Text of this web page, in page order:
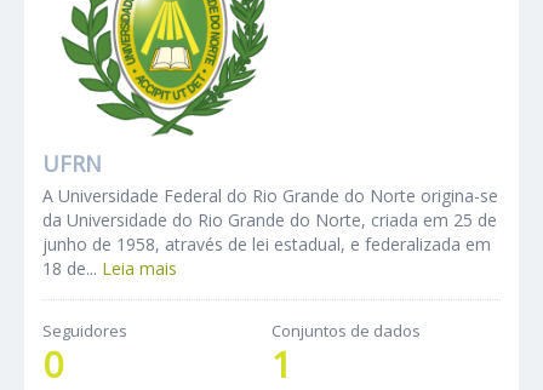
UFRN
A Universidade Federal do Rio Grande do Norte origina-se
da Universidade do Rio Grande do Norte, criada em 25 de
junho de 1958, através de lei estadual, e federalizada em
18 de... Leia mais
Seguidores
0
Conjuntos de dados
1